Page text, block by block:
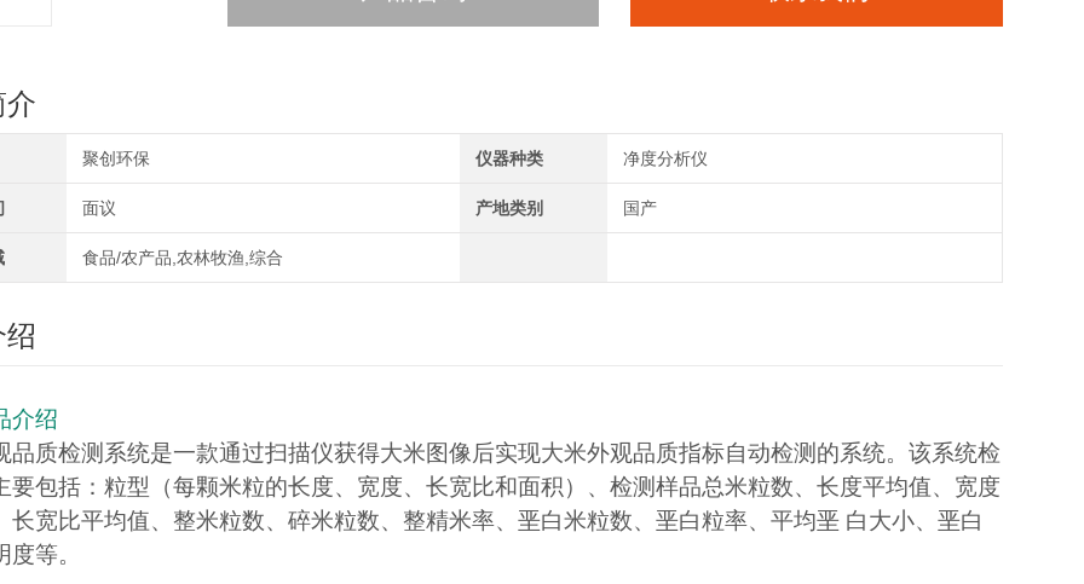
介
聚创环保 仪器种类 净度分析仪
面议 产地类别 国产
食品/农产品,农林牧渔,综合
介绍
品质检测系统是一款通过扫描仪获得大米图像后实现大米外观品质指标自动检测的系统。该系统检
要包括：粒型（每颗米粒的长度、宽度、长宽比和面积）、检测样品总米粒数、长度平均值、宽度
长宽比平均值、整米粒数、碎米粒数、整精米率、垩白米粒数、垩白粒率、平均垩 白大小、垩白
等。